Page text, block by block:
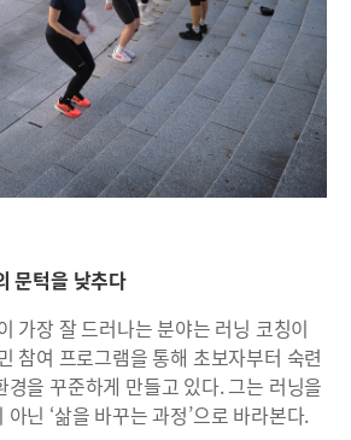
문턱을 낮추다
가장 잘 드러나는 분야는 러닝 코칭이
참여 프로그램을 통해 초보자부터 숙련
경을 꾸준하게 만들고 있다. 그는 러닝을
닌 ‘삶을 바꾸는 과정’으로 바라본다.